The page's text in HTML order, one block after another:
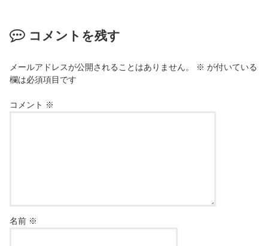
コメントを残す
メールアドレスが公開されることはありません。 ※ が付いている
欄は必須項目です
コメント ※
名前 ※